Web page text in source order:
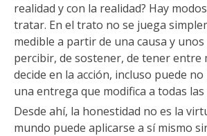
realidad y con la realidad? Hay
tratar. En el trato no se juega
medible a partir de una causa y
percibir, de sostener, de tener
decide en la acción, incluso puede
una entrega que modifica a todas
Desde ahí, la honestidad no es la
mundo puede aplicarse a sí mismo